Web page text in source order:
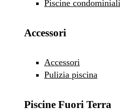
Piscine condominiali
Accessori
Accessori
Pulizia piscina
Piscine Fuori Terra